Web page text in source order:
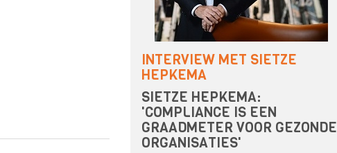
INTERVIEW MET SIETZE
HEPKEMA
SIETZE HEPKEMA:
'COMPLIANCE IS EEN
GRAADMETER VOOR GEZONDE
ORGANISATIES'